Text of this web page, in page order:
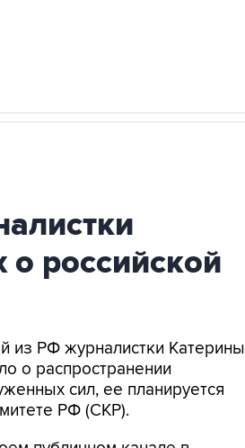
российской
из РФ журналистки Катерины
о распространении
сил, ее планируется
РФ (СКР).